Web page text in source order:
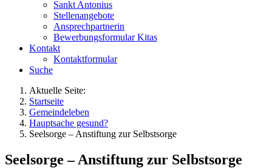
Sankt Antonius
Stellenangebote
Ansprechpartnerin
Bewerbungsformular Kitas
Kontakt
Kontaktformular
Suche
Aktuelle Seite:
Startseite
Gemeindeleben
Hauptsache gesund?
Seelsorge – Anstiftung zur Selbstsorge
Seelsorge – Anstiftung zur Selbstsorge